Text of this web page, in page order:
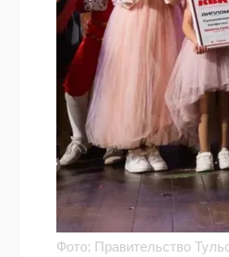
Фото: Правительство